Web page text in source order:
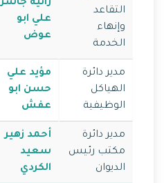
التقاعد
وإنهاء
الخدمة
رانيه جاسر
علي ابو
عوض
مدير دائرة
الهياكل
الوظيفية
مؤيد علي
حسن ابو
عفش
مدير دائرة
مكتب رئيس
الديوان
أحمد زهير
سعيد
الكردي